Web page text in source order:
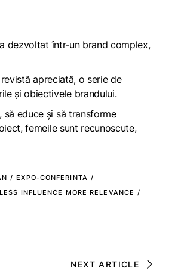
dezvoltat într-un brand complex,
apreciată, o serie de
și obiectivele brandului.
să educe și să transforme
femeile sunt recunoscute,
/ EXPO-CONFERINTA /
LESS INFLUENCE MORE RELEVANCE /
NEXT ARTICLE